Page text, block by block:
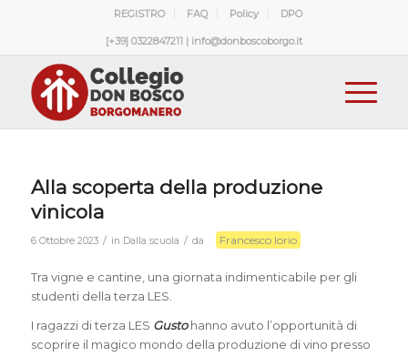
REGISTRO FAQ Policy DPO
[+39] 0322847211 | info@donboscoborgo.it
Alla scoperta della produzione
vinicola
6 Ottobre 2023 / in Dalla scuola / da Francesco Iorio
Tra vigne e cantine, una giornata indimenticabile per gli
studenti della terza LES.
I ragazzi di terza LES Gustohanno avuto l’opportunità di
scoprire il magico mondo della produzione di vino presso